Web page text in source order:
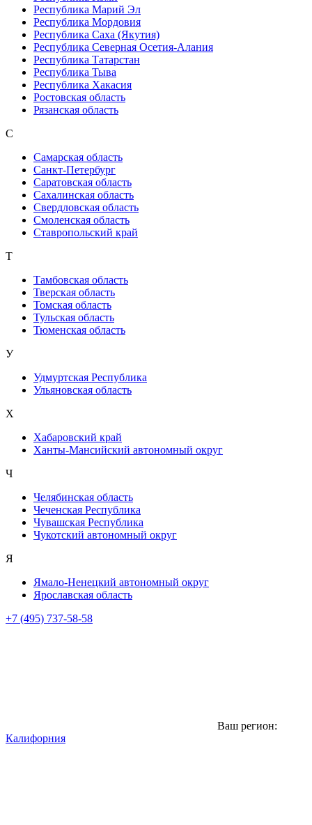
Республика Марий Эл
Республика Мордовия
Республика Саха (Якутия)
Республика Северная Осетия-Алания
Республика Татарстан
Республика Тыва
Республика Хакасия
Ростовская область
Рязанская область
С
Самарская область
Санкт-Петербург
Саратовская область
Сахалинская область
Свердловская область
Смоленская область
Ставропольский край
Т
Тамбовская область
Тверская область
Томская область
Тульская область
Тюменская область
У
Удмуртская Республика
Ульяновская область
Х
Хабаровский край
Ханты-Мансийский автономный округ
Ч
Челябинская область
Чеченская Республика
Чувашская Республика
Чукотский автономный округ
Я
Ямало-Ненецкий автономный округ
Ярославская область
+7 (495) 737-58-58
Ваш регион:
Калифорния